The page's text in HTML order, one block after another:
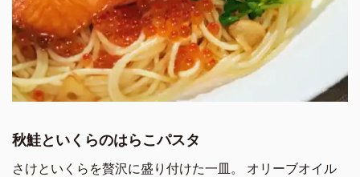
秋鮭といくらのはらこパスタ
さけといくらを贅沢に盛り付けた一皿。 オリーブオイル